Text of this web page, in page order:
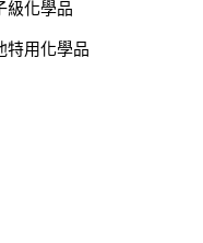
級化學品
特用化學品